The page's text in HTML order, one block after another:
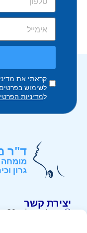
קראתי את
לשימוש
למדיניות
ד"ר
מומחה
גרון
יצירת קשר
רח' ירושלים 39, קומה 4, (קניון קרית אונו) . קרית אונו.